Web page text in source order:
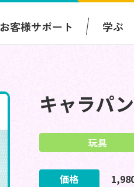
お客様サポート 学ぶ
キャラパ
玩具
価格